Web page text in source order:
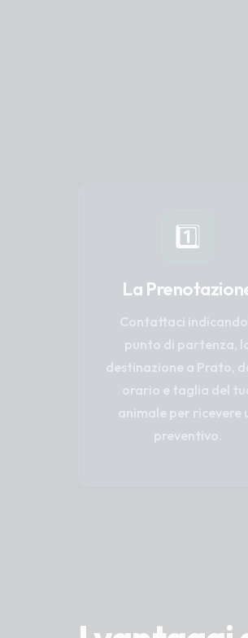
1️⃣
La
Contattaci
punto di partenza,
destinazione a Prato,
orario e taglia del
animale per ricevere
preventivo.